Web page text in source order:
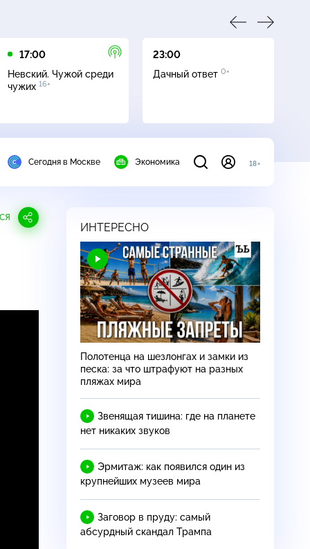
17:00
Невский. Чужой среди
чужих 16+
23:00
Дачный ответ 0+
Сегодня в Москве Экономика 18+
ИНТЕРЕСНО
Полотенца на шезлонгах и замки из
песка: за что штрафуют на разных
пляжах мира
Звенящая тишина: где на планете
нет никаких звуков
Эрмитаж: как появился один из
крупнейших музеев мира
Заговор в пруду: самый
абсурдный скандал Трампа